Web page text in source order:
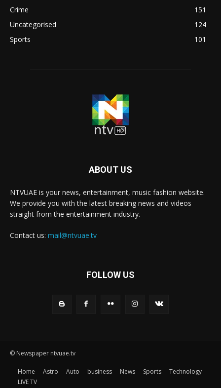
Crime
151
Uncategorised
124
Sports
101
ABOUT US
NTVUAE is your news, entertainment, music fashion website.
We provide you with the latest breaking news and videos
straight from the entertainment industry.
Contact us: mail@ntvuae.tv
FOLLOW US
© Newspaper ntvuae.tv
Home Astro Auto business News Sports
Technology
LIVE TV